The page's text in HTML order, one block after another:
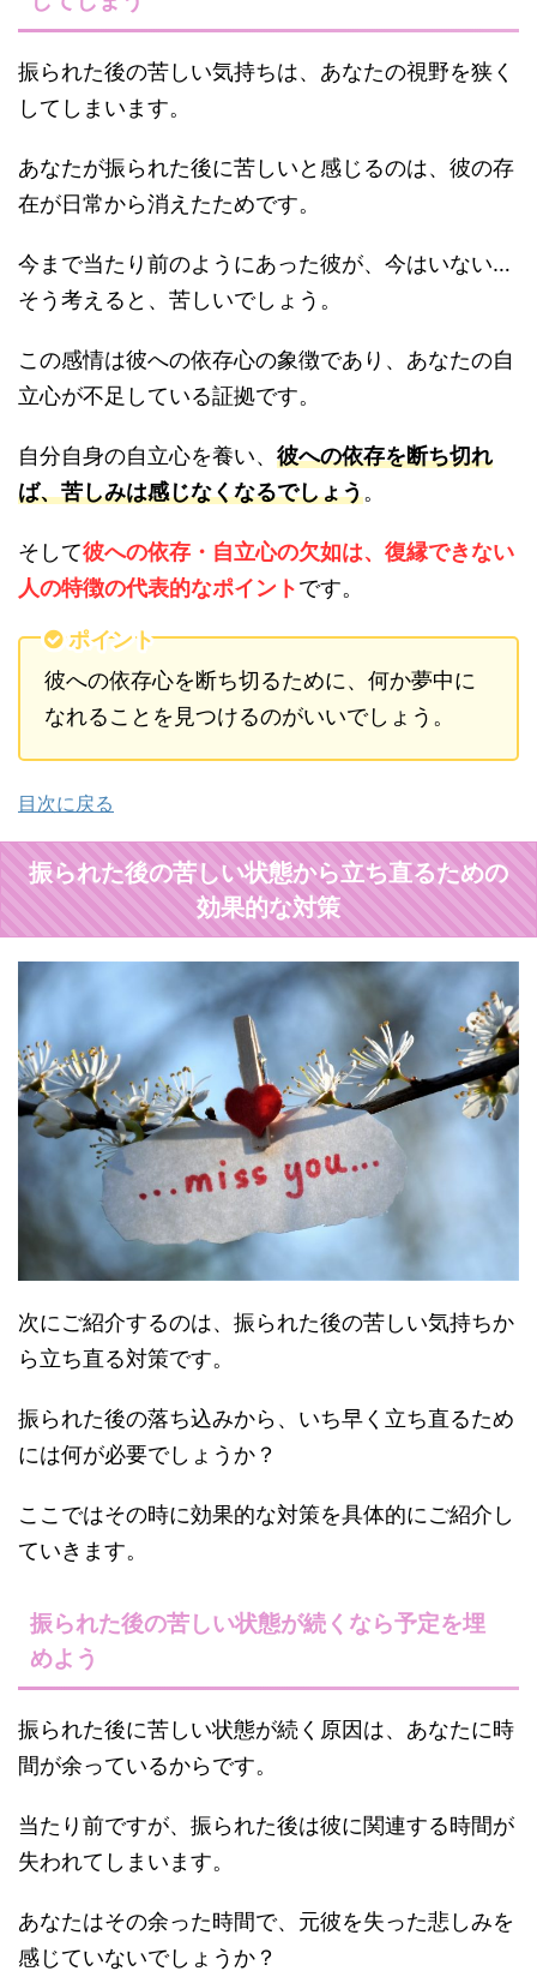
振られた後の苦しい気持ちは、あなたの視野を狭く
してしまいます。
あなたが振られた後に苦しいと感じるのは、彼の存
在が日常から消えたためです。
今まで当たり前のようにあった彼が、今はいない…
そう考えると、苦しいでしょう。
この感情は彼への依存心の象徴であり、あなたの自
立心が不足している証拠です。
自分自身の自立心を養い、 彼への依存を断ち切れ
ば、苦しみは感じなくなるでしょう。
そして彼への依存・自立心の欠如は、復縁できない
人の特徴の代表的なポイントです。
ポイント
彼への依存心を断ち切るために、何か夢中に
なれることを見つけるのがいいでしょう。
目次に戻る
振られた後の苦しい状態から立ち直るための
効果的な対策
次にご紹介するのは、振られた後の苦しい気持ちか
ら立ち直る対策です。
振られた後の落ち込みから、いち早く立ち直るため
には何が必要でしょうか？
ここではその時に効果的な対策を具体的にご紹介し
ていきます。
振られた後の苦しい状態が続くなら予定を埋
めよう
振られた後に苦しい状態が続く原因は、あなたに時
間が余っているからです。
当たり前ですが、振られた後は彼に関連する時間が
失われてしまいます。
あなたはその余った時間で、元彼を失った悲しみを
感じていないでしょうか？